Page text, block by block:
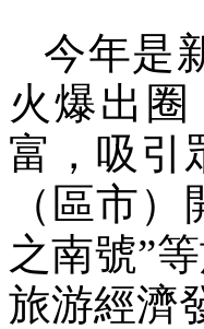
今年是
火爆出
富，吸引
（區市
之南號”
旅游經濟